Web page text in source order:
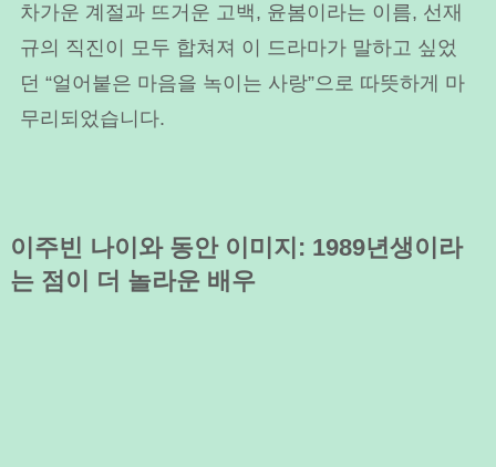
차가운 계절과 뜨거운 고백, 윤봄이라는 이름, 선재
규의 직진이 모두 합쳐져 이 드라마가 말하고 싶었
던 “얼어붙은 마음을 녹이는 사랑”으로 따뜻하게 마
무리되었습니다.
이주빈 나이와 동안 이미지: 1989년생이라
는 점이 더 놀라운 배우